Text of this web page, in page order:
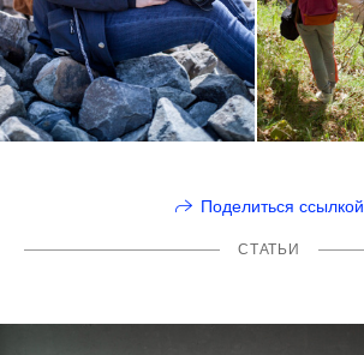
Поделиться ссылкой
СТАТЬИ